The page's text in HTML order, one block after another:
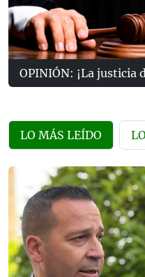
OPINIÓN: ¡La justicia
LO MÁS LEÍDO